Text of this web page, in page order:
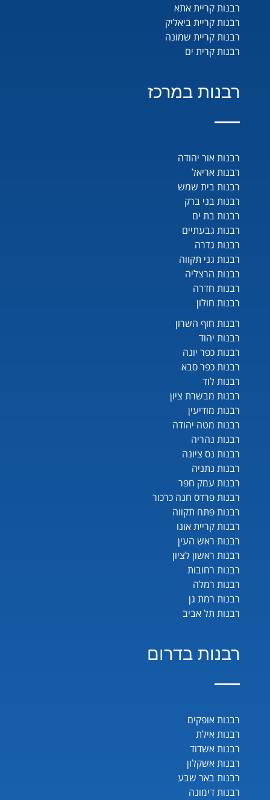
רבנות קריית אתא
רבנות קריית ביאליק
רבנות קריית שמונה
רבנות קרית ים
רבנות במרכז
רבנות אור יהודה
רבנות אריאל
רבנות בית שמש
רבנות בני ברק
רבנות בת ים
רבנות גבעתיים
רבנות גדרה
רבנות גני תקווה
רבנות הרצליה
רבנות חדרה
רבנות חולון
רבנות חוף השרון
רבנות יהוד
רבנות כפר יונה
רבנות כפר סבא
רבנות לוד
רבנות מבשרת ציון
רבנות מודיעין
רבנות מטה יהודה
רבנות נהריה
רבנות נס ציונה
רבנות נתניה
רבנות עמק חפר
רבנות פרדס חנה כרכור
רבנות פתח תקווה
רבנות קריית אונו
רבנות ראש העין
רבנות ראשון לציון
רבנות רחובות
רבנות רמלה
רבנות רמת גן
רבנות תל אביב
רבנות בדרום
רבנות אופקים
רבנות אילת
רבנות אשדוד
רבנות אשקלון
רבנות באר שבע
רבנות דימונה